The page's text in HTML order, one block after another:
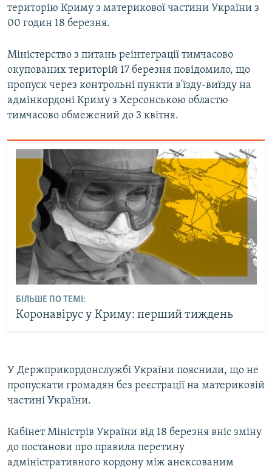
територію Криму з материкової частини України з
00 годин 18 березня.
Міністерство з питань реінтеграції тимчасово
окупованих територій 17 березня повідомило, що
пропуск через контрольні пункти в'їзду-виїзду на
адмінкордоні Криму з Херсонською областю
тимчасово обмежений до 3 квітня.
БІЛЬШЕ ПО ТЕМІ:
Коронавірус у Криму: перший тиждень
У Держприкордонслужбі України пояснили, що не
пропускати громадян без реєстрації на материковій
частині України.
Кабінет Міністрів України від 18 березня вніс зміну
до постанови про правила перетину
адміністративного кордону між анексованим